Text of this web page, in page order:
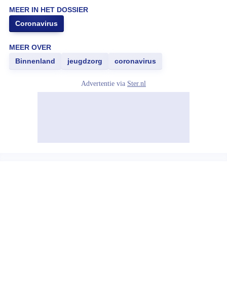
MEER IN HET DOSSIER
Coronavirus
MEER OVER
Binnenland
jeugdzorg coronavirus
Advertentie via Ster.nl